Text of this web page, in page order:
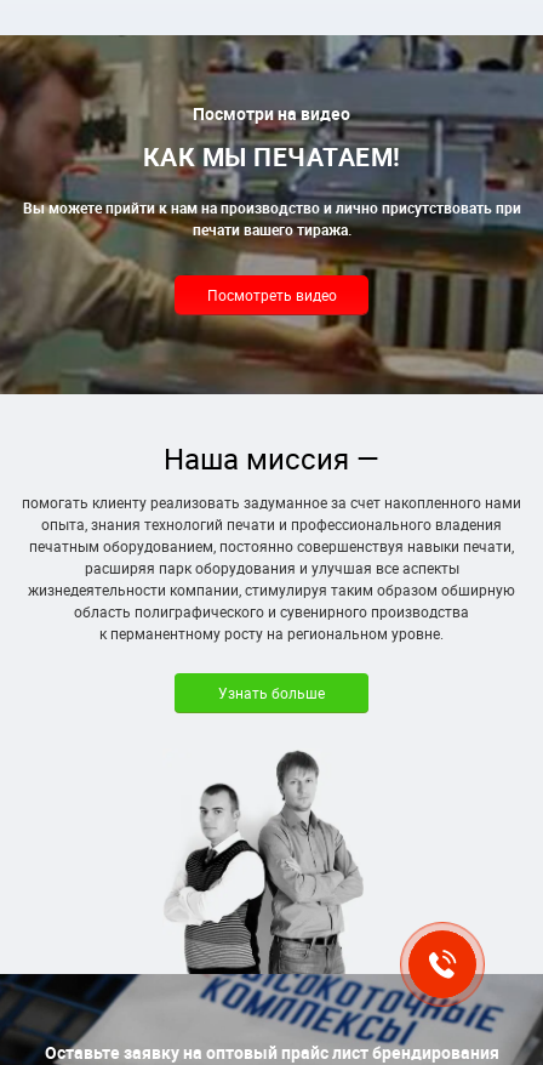
Посмотри на видео
КАК МЫ ПЕЧАТАЕМ!
Вы можете прийти к нам на производство и лично присутствовать при
печати вашего тиража.
Посмотреть видео
Наша миссия —
помогать клиенту реализовать задуманное за счет накопленного нами
опыта, знания технологий печати и профессионального владения
печатным оборудованием, постоянно совершенствуя навыки печати,
расширяя парк оборудования и улучшая все аспекты
жизнедеятельности компании, стимулируя таким образом обширную
область полиграфического и сувенирного производства
к перманентному росту на региональном уровне.
Узнать больше
Оставьте заявку на оптовый прайс лист брендирования